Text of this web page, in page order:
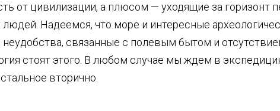
от цивилизации, а плюсом — уходящие за горизонт
людей. Надеемся, что море и интересные
связанные с полевым бытом и
стоят этого. В любом случае мы ждем в
вторично.